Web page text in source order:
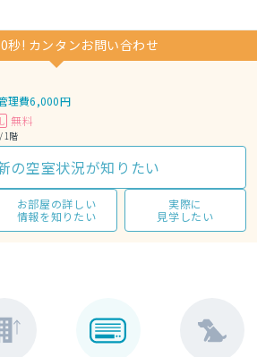
秒! カンタンお問い合わせ
理費6,000円
無料
1階
の空室状況が知りたい
お部屋の詳しい
情報を知りたい
実際に
見学したい